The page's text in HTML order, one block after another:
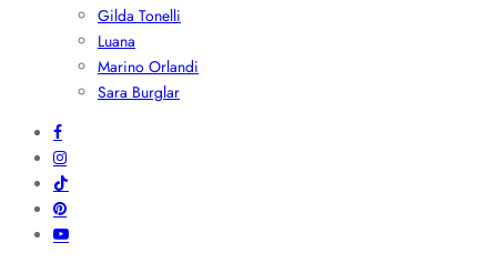
Gilda Tonelli
Luana
Marino Orlandi
Sara Burglar